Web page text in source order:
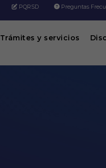
PQRSD Preguntas
Trámites y servicios